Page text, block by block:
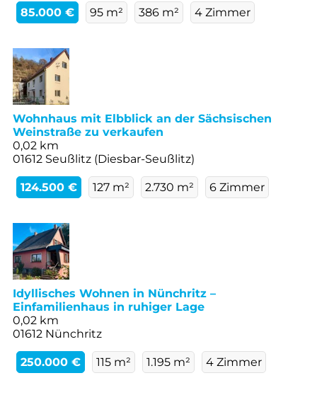
85.000 € 95 m² 386 m² 4 Zimmer
Wohnhaus mit Elbblick an der Sächsischen
Weinstraße zu verkaufen
0,02 km
01612 Seußlitz (Diesbar-Seußlitz)
124.500 € 127 m² 2.730 m² 6 Zimmer
Idyllisches Wohnen in Nünchritz –
Einfamilienhaus in ruhiger Lage
0,02 km
01612 Nünchritz
250.000 € 115 m² 1.195 m² 4 Zimmer